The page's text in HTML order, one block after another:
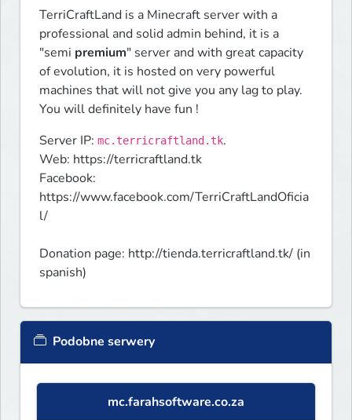
TerriCraftLand is a Minecraft server with a
professional and solid admin behind, it is a
"semi premium" server and with great capacity
of evolution, it is hosted on very powerful
machines that will not give you any lag to play.
You will definitely have fun !
Server IP: mc.terricraftland.tk.
Web: https://terricraftland.tk
Facebook:
https://www.facebook.com/TerriCraftLandOficia
l/
Donation page: http://tienda.terricraftland.tk/ (in
spanish)
Podobne serwery
mc.farahsoftware.co.za